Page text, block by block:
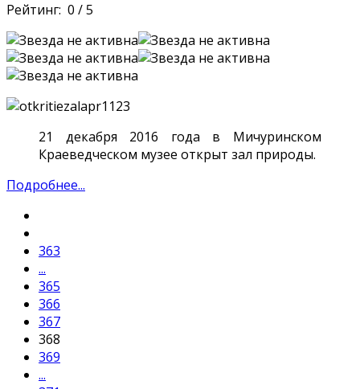
Рейтинг: 0 /5
21 декабря 2016 года в Мичуринском
Краеведческом музее открыт зал природы.
Подробнее...
363
...
365
366
367
368
369
...